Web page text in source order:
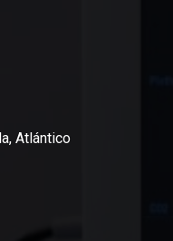
Atlántico